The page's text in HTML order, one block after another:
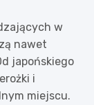
w
nawet
japońskiego
i
miejscu.